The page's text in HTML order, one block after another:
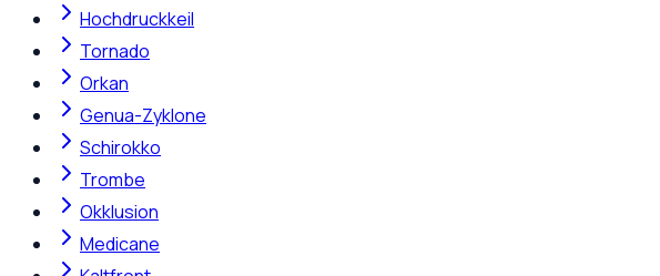
Hochdruckkeil
Tornado
Orkan
Genua-Zyklone
Schirokko
Trombe
Okklusion
Medicane